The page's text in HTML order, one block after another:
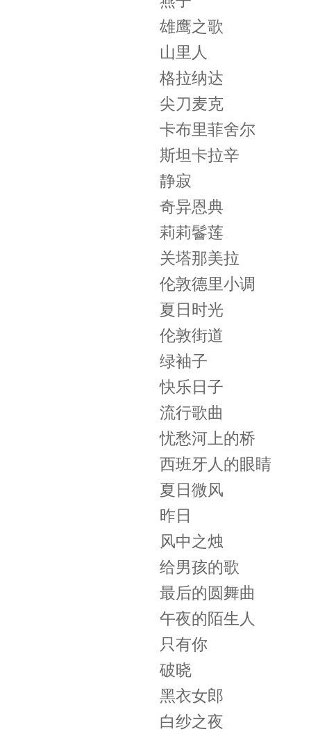
雄鹰之歌
山里人
格拉纳达
尖刀麦克
卡布里菲舍尔
斯坦卡拉辛
静寂
奇异恩典
莉莉鬠莲
关塔那美拉
伦敦德里小调
夏日时光
伦敦街道
绿袖子
快乐日子
流行歌曲
忧愁河上的桥
西班牙人的眼睛
夏日微风
昨日
风中之烛
给男孩的歌
最后的圆舞曲
午夜的陌生人
只有你
破晓
黑衣女郎
白纱之夜